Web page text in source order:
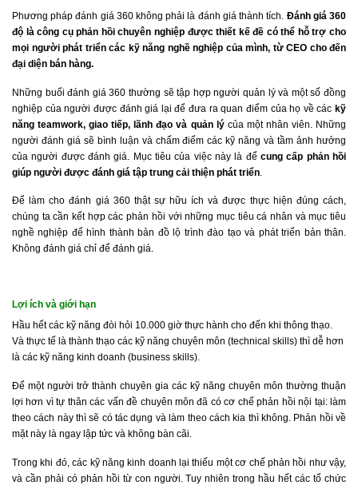
Phương pháp đánh giá 360 không phải là đánh giá thành tích. Đánh giá 360
độ là công cụ phản hồi chuyên nghiệp được thiết kế đề có thể hỗ trợ cho
mọi người phát triển các kỹ năng nghề nghiệp của mình, từ CEO cho đến
đại diện bán hàng.
Những buổi đánh giá 360 thường sẽ tập hợp người quản lý và một số đồng
nghiệp của người được đánh giá lại để đưa ra quan điểm của họ về các kỹ
năng teamwork, giao tiếp, lãnh đạo và quản lý của một nhân viên. Những
người đánh giá sẽ bình luận và chấm điểm các kỹ năng và tầm ảnh hưởng
của người được đánh giá. Mục tiêu của việc này là để cung cấp phản hồi
giúp người được đánh giá tập trung cải thiện phát triển
Để làm cho đánh giá 360 thật sự hữu ích và được thực hiện đúng cách,
chúng ta cần kết hợp các phản hồi với những mục tiêu cá nhân và mục tiêu
nghề nghiệp để hình thành bản đồ lộ trình đào tạo và phát triển bản thân.
Không đánh giá chỉ để đánh giá.
Lợi ích và giới hạn
Hầu hết các kỹ năng đòi hỏi 10.000 giờ thực hành cho đến khi thông thạo.
Và thực tế là thành thạo các kỹ năng chuyên môn (technical skills) thì dễ hơn
là các kỹ năng kinh doanh (business skills).
Để một người trở thành chuyên gia các kỹ năng chuyên môn thường thuận
lợi hơn vì tự thân các vấn đề chuyên môn đã có cơ chể phản hồi nội tại: làm
theo cách này thì sẽ có tác dụng và làm theo cách kia thì không. Phản hồi về
mặt này là ngay lập tức và không bàn cãi.
Trong khi đó, các kỹ năng kinh doanh lại thiếu một cơ chế phản hồi như vậy,
và cần phải có phản hồi từ con người. Tuy nhiên trong hầu hết các tổ chức